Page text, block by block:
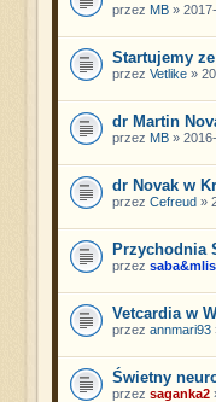
przez MB»
Startujemy
przez Vetlike»
dr Martin
przez MB»
dr Novak w
przez Cefreud»
Przychodnia
przez saba&mlis
Vetcardia w
przez annmari93
Świetny
przez saganka2